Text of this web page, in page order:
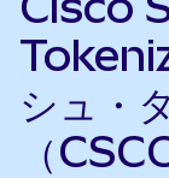
シュ・
（